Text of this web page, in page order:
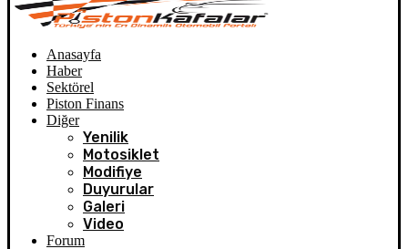
Anasayfa
Haber
Sektörel
Piston Finans
Diğer
Yenilik
Motosiklet
Modifiye
Duyurular
Galeri
Video
Forum